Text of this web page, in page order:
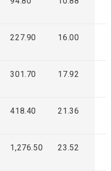
227.90 16.00
301.70 17.92
418.40 21.36
1,276.50 23.52